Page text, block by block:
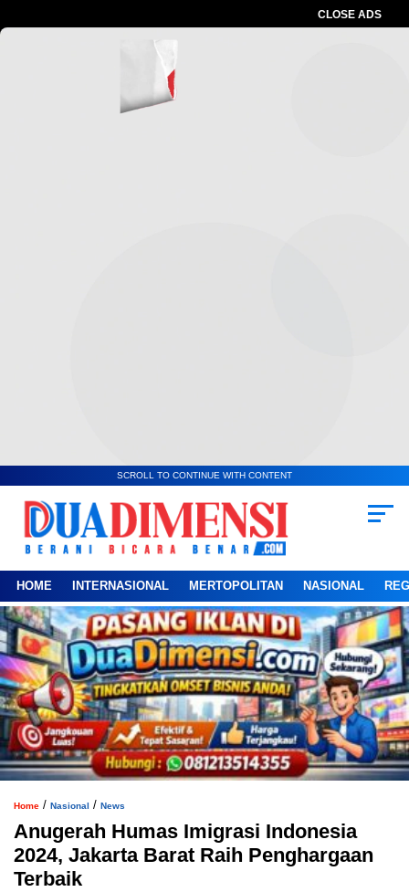
CLOSE ADS
SCROLL TO CONTINUE WITH CONTENT
HOME INTERNASIONAL MERTOPOLITAN NASIONAL
Home / Nasional / News
Anugerah Humas Imigrasi Indonesia
2024, Jakarta Barat Raih Penghargaan
Terbaik